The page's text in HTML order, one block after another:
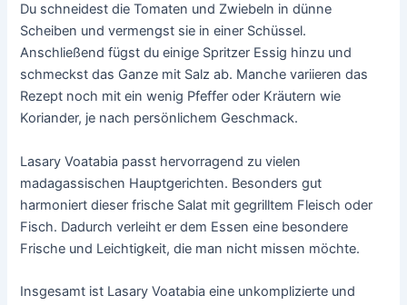
Du schneidest die Tomaten und Zwiebeln in dünne
Scheiben und vermengst sie in einer Schüssel.
Anschließend fügst du einige Spritzer Essig hinzu und
schmeckst das Ganze mit Salz ab. Manche variieren das
Rezept noch mit ein wenig Pfeffer oder Kräutern wie
Koriander, je nach persönlichem Geschmack.
Lasary Voatabia passt hervorragend zu vielen
madagassischen Hauptgerichten. Besonders gut
harmoniert dieser frische Salat mit gegrilltem Fleisch oder
Fisch. Dadurch verleiht er dem Essen eine besondere
Frische und Leichtigkeit, die man nicht missen möchte.
Insgesamt ist Lasary Voatabia eine unkomplizierte und